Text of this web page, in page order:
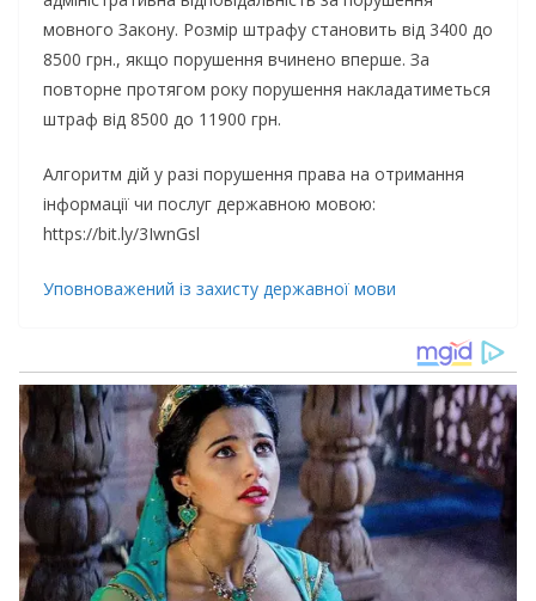
мовного Закону. Розмір штрафу становить від 3400 до
8500 грн., якщо порушення вчинено вперше. За
повторне протягом року порушення накладатиметься
штраф від 8500 до 11900 грн.
Алгоритм дій у разі порушення права на отримання
інформації чи послуг державною мовою:
https://bit.ly/3IwnGsl
Уповноважений із захисту державної мови